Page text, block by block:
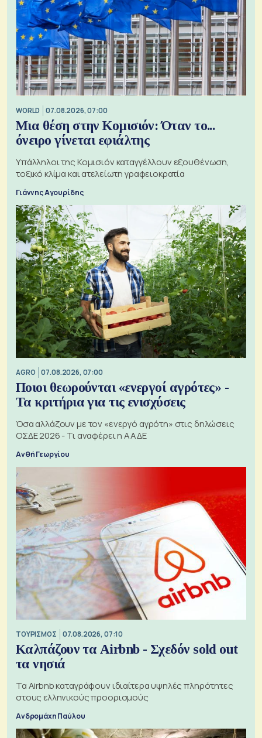
WORLD 07.08.2026, 07:00
Μια θέση στην Κομισιόν: Όταν το...
όνειρο γίνεται εφιάλτης
Υπάλληλοι της Κομισιόν καταγγέλλουν εξουθένωση,
τοξικό κλίμα και ατελείωτη γραφειοκρατία
Γιάννης Αγουρίδης
AGRO 07.08.2026, 07:00
Ποιοι θεωρούνται «ενεργοί αγρότες» -
Τα κριτήρια για τις ενισχύσεις
Όσα αλλάζουν με τον «ενεργό αγρότη» στις δηλώσεις
ΟΣΔΕ 2026 - Τι αναφέρει η ΑΑΔΕ
Ανθή Γεωργίου
ΤΟΥΡΙΣΜΟΣ 07.08.2026, 07:10
Καλπάζουν τα Airbnb - Σχεδόν sold out
τα νησιά
Τα Airbnb καταγράφουν ιδιαίτερα υψηλές πληρότητες
στους ελληνικούς προορισμούς
Ανδρομάχη Παύλου